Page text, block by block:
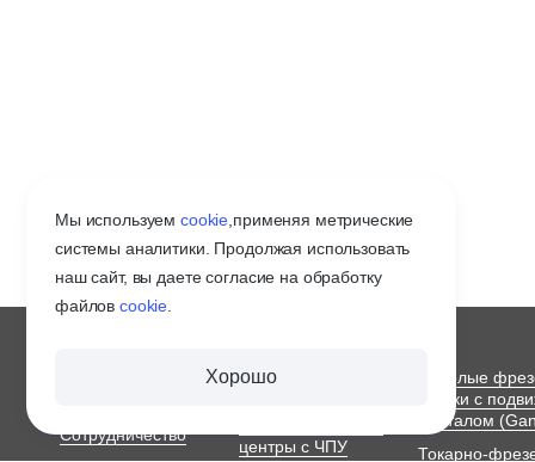
Мы используемcookie применяя метрические
системы аналитики. Продолжая использовать
наш сайт, вы даете согласие на обработку
файловcookie
Хорошо
Сотрудничество
ПО МЕТАЛЛУ
центры с ЧПУ
Тяжелые
станки с
порталом
Токарно-